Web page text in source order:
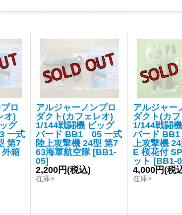
ロ
オ)
グ
一式
第7
箱
アルジャーノンプロ
ダクト(カフェレオ)
1/144戦闘機 ビッグ
バード BB1 05 一式
陸上攻撃機 24型 第7
63海軍航空隊 [BB1-
05]
2,200円(税込)
在庫×
アルジャー
ダクト(カ
1/144戦闘
バード
上攻撃機
E 桜花付
ット [BB1-
4,000円(税
在庫×